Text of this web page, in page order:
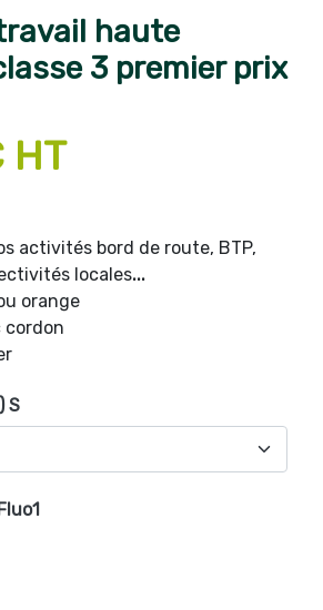
haute
3 premier prix
HT
activités bord de route, BTP,
locales...
orange
cordon
S